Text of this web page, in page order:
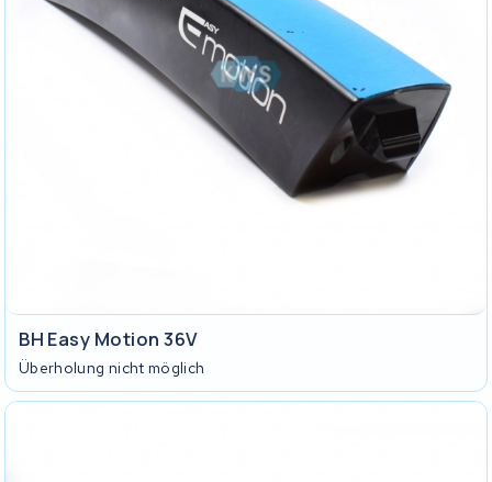
BH Easy Motion 36V
Überholung nicht möglich